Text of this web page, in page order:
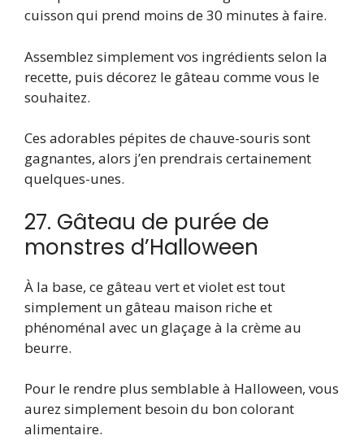
cuisson qui prend moins de 30 minutes à faire.
Assemblez simplement vos ingrédients selon la
recette, puis décorez le gâteau comme vous le
souhaitez.
Ces adorables pépites de chauve-souris sont
gagnantes, alors j’en prendrais certainement
quelques-unes.
27. Gâteau de purée de
monstres d’Halloween
À la base, ce gâteau vert et violet est tout
simplement un gâteau maison riche et
phénoménal avec un glaçage à la crème au
beurre.
Pour le rendre plus semblable à Halloween, vous
aurez simplement besoin du bon colorant
alimentaire.